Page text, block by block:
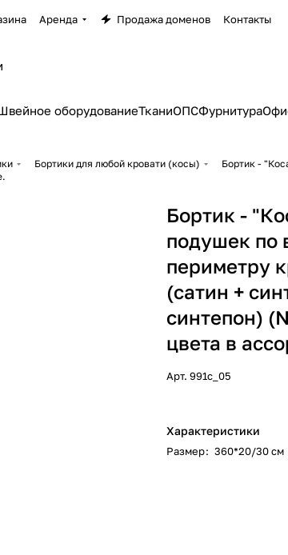
Аренда Продажа доменов Контакты
оборудованиеТканиОПСФурнитура
Бортики для любой кровати (косы)
Бортик -
Бортик -
подушек по
периметру
(сатин +
синтепон)
цвета в
Арт. 991с_05
Характеристики
Размер: 360*20/30 см